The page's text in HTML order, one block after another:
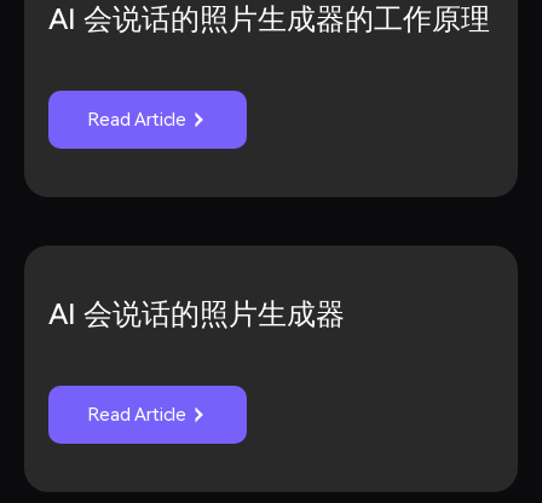
AI 会说话的照片生成器的工作原理
Read Article
AI 会说话的照片生成器
Read Article